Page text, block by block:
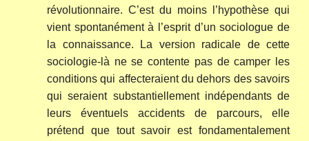
révolutionnaire. C’est du moins l’hypothèse qui
vient spontanément à l’esprit d’un sociologue de
la connaissance. La version radicale de cette
sociologie-là ne se contente pas de camper les
conditions qui affecteraient du dehors des savoirs
qui seraient substantiellement indépendants de
leurs éventuels accidents de parcours, elle
prétend que tout savoir est fondamentalement